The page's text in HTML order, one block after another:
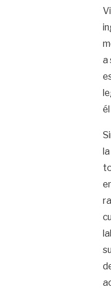
a